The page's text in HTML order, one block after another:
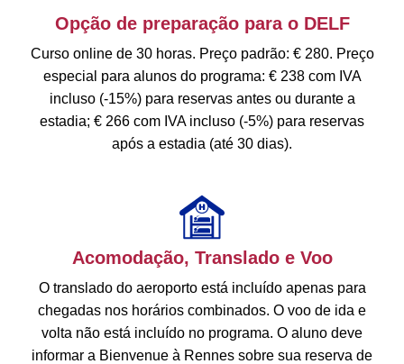
Opção de preparação para o DELF
Curso online de 30 horas. Preço padrão: € 280. Preço
especial para alunos do programa: € 238 com IVA
incluso (-15%) para reservas antes ou durante a
estadia; € 266 com IVA incluso (-5%) para reservas
após a estadia (até 30 dias).
Acomodação, Translado e Voo
O translado do aeroporto está incluído apenas para
chegadas nos horários combinados. O voo de ida e
volta não está incluído no programa. O aluno deve
informar a Bienvenue à Rennes sobre sua reserva de